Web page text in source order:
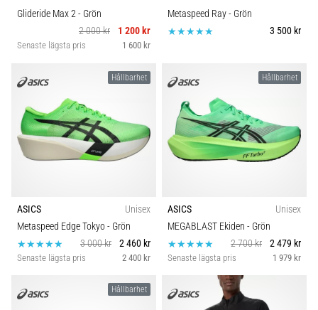
Glideride Max 2- Grön
2 000 kr
1 200 kr
Senaste lägsta pris 1 600 kr
Metaspeed Ray- Grön
3 500 kr
Hållbarhet
ASICS
Unisex
Metaspeed Edge Tokyo- Grön
3 000 kr
2 460 kr
Senaste lägsta pris 2 400 kr
Hållbarhet
ASICS
Unisex
MEGABLAST Ekiden - Grön
2 700 kr
2 479 kr
Senaste lägsta pris 1 979 kr
Hållbarhet